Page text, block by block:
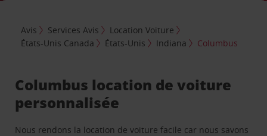
Avis Services Avis
Location Voiture
États-Unis Canada
États-Unis Indiana Columbus
Columbus location de voiture
personnalisée
Nous rendons la location de voiture facile car nous savons